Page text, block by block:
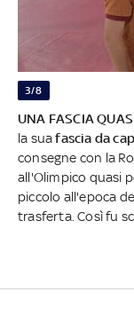
3/8
UNA FASCIA
la suafascia da
consegne con la
all'Olimpico quasi
piccolo all'epoca
trasferta. Così fu